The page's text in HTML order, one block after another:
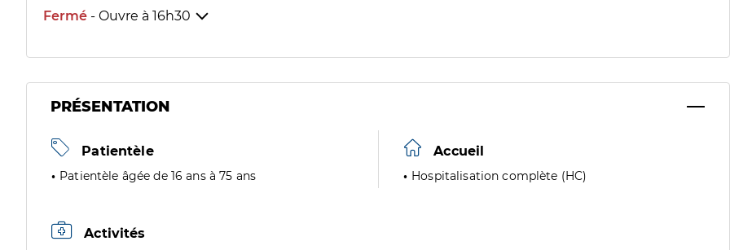
Fermé - Ouvre à 16h30
PRÉSENTATION
Patientèle
Patientèle âgée de 16 ans à 75 ans
Accueil
Hospitalisation complète (HC)
Activités